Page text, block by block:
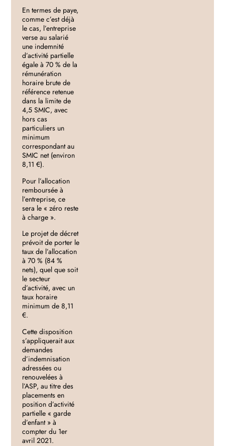
En termes de paye,
comme c’est déjà
le cas, l’entreprise
verse au salarié
une indemnité
d’activité partielle
égale à 70 % de la
rémunération
horaire brute de
référence retenue
dans la limite de
4,5 SMIC, avec
hors cas
particuliers un
minimum
correspondant au
SMIC net (environ
8,11 €).
Pour l’allocation
remboursée à
l’entreprise, ce
sera le « zéro reste
à charge ».
Le projet de décret
prévoit de porter le
taux de l’allocation
à 70 % (84 %
nets), quel que soit
le secteur
d’activité, avec un
taux horaire
minimum de 8,11
€.
Cette disposition
s’appliquerait aux
demandes
d’indemnisation
adressées ou
renouvelées à
l’ASP, au titre des
placements en
position d’activité
partielle « garde
d’enfant » à
compter du 1er
avril 2021.